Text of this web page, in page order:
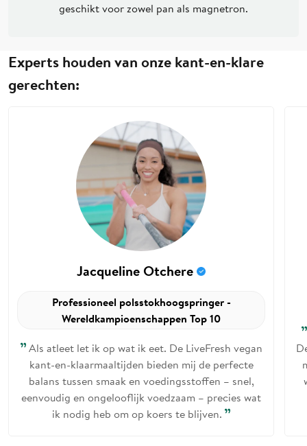
geschikt voor zowel pan als magnetron.
Experts houden van onze kant-en-klare
gerechten:
Jacqueline Otchere
Professioneel polsstokhoogspringer -
Wereldkampioenschappen Top 10
Als atleet let ik op wat ik eet. De LiveFresh vegan
kant-en-klaarmaaltijden bieden mij de perfecte
balans tussen smaak en voedingsstoffen – snel,
eenvoudig en ongelooflijk voedzaam – precies wat
ik nodig heb om op koers te blijven.